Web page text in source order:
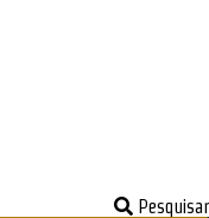
Pesquisar